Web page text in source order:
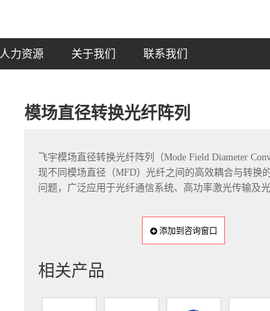
人力资源 关于我们 联系我们
模场直径转换光纤阵列
飞宇模场直径转换光纤阵列（Mode Field Diameter
现​​不同模场直径（MFD）光纤之间的高效耦合与转换​​
问题，广泛应用于光纤通信系统、高功率激光传输及光
添加到咨询窗口
相关产品